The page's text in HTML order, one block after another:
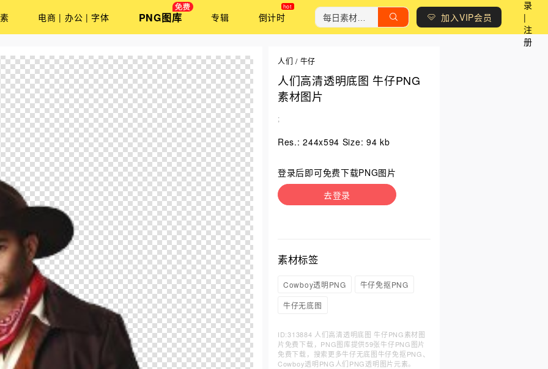
电商 | 办公 | 字体 PNG图库 专辑 倒计时 加入VIP会员
录
|
注
册
人们 / 牛仔
人们高清透明底图 牛仔PNG
素材图片
;
Res.: 244x594 Size: 94 kb
登录后即可免费下载PNG图片
去登录
素材标签
Cowboy透明PNG
牛仔免抠PNG
牛仔无底图
ID:313884 人们高清透明底图 牛仔PNG素材图
片免费下载，PNG图库提供59张牛仔PNG图片
免费下载，搜索更多牛仔无底图牛仔免抠PNG、
Cowboy透明PNG人们PNG透明图片元素。